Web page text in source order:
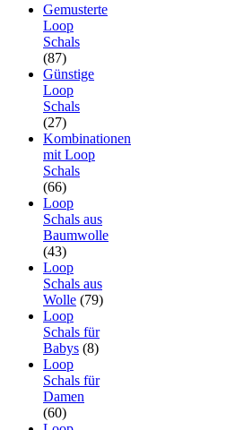
Gemusterte
Loop
Schals
(87)
Günstige
Loop
Schals
(27)
Kombinationen
mit Loop
Schals
(66)
Loop
Schals aus
Baumwolle
(43)
Loop
Schals aus
Wolle (79)
Loop
Schals für
Babys (8)
Loop
Schals für
Damen
(60)